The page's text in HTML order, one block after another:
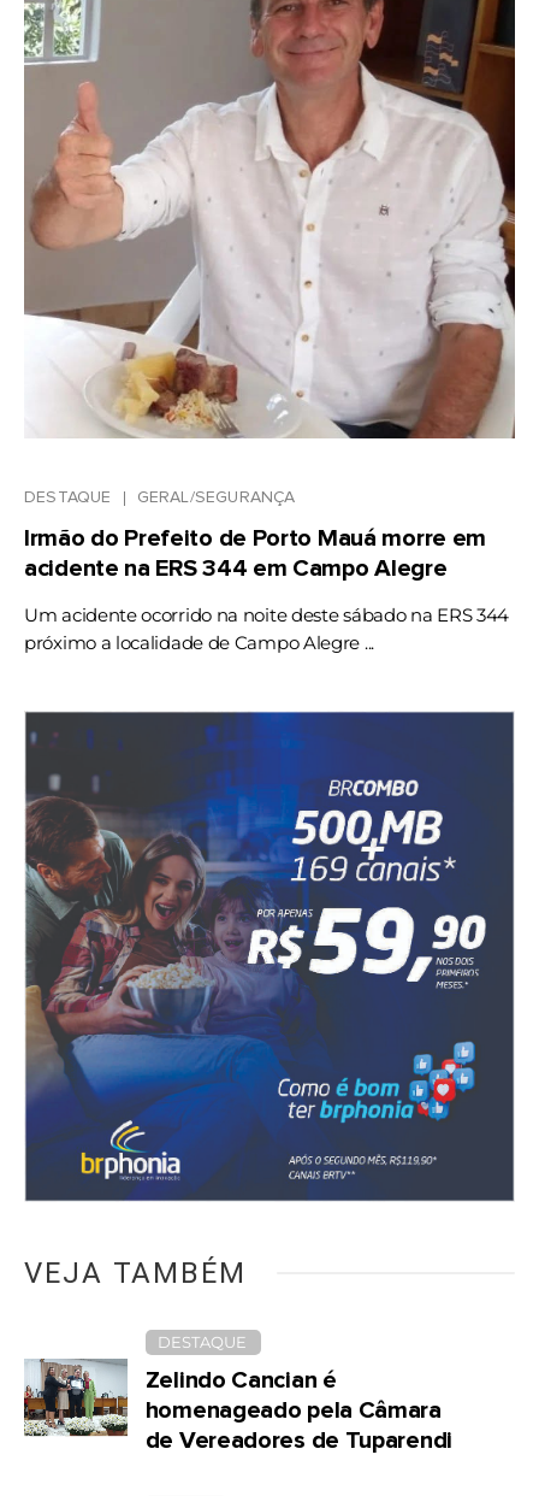
DESTAQUE GERAL/SEGURANÇA
Irmão do Prefeito de Porto Mauá morre em
acidente na ERS 344 em Campo Alegre
Um acidente ocorrido na noite deste sábado na ERS 344
próximo a localidade de Campo Alegre ...
VEJA TAMBÉM
DESTAQUE
Zelindo Cancian é
homenageado pela Câmara
de Vereadores de Tuparendi